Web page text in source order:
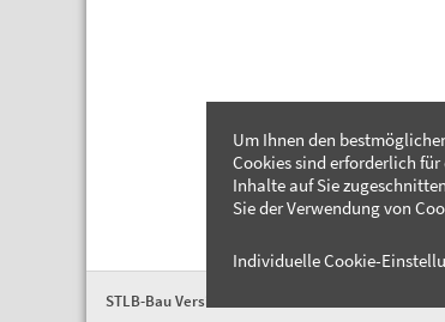
STLB-Bau Version 2026-04
Um Ihnen den
Cookies sind erforderlich
Inhalte auf Sie
Sie der Verwendung von
Individuelle Cookie-